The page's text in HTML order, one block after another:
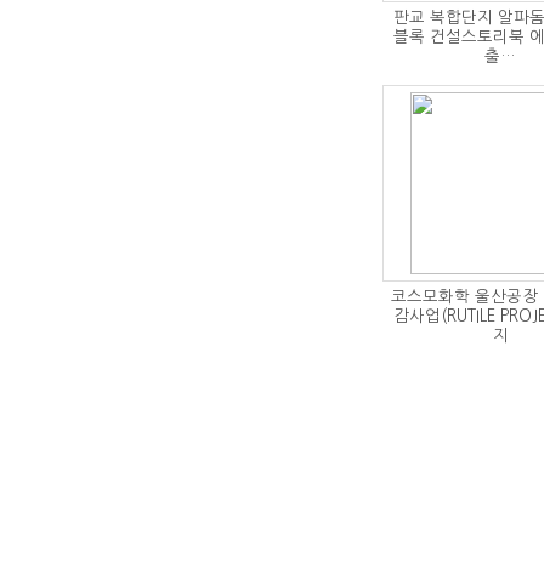
판교 복합단지 알파
블록 건설스토리북
출…
코스모화학 울산공장
감사업(RUTILE
지